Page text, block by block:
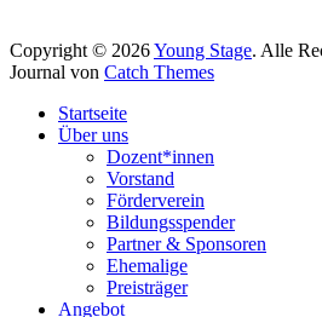
Copyright © 2026Young Stage. Alle
Journal von Catch Themes
oben
scrollen
Startseite
Über uns
Dozent*innen
Vorstand
Förderverein
Bildungsspender
Partner & Sponsoren
Ehemalige
Preisträger
Angebot